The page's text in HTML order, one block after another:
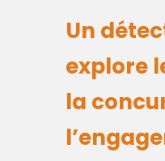
Un
explore
la